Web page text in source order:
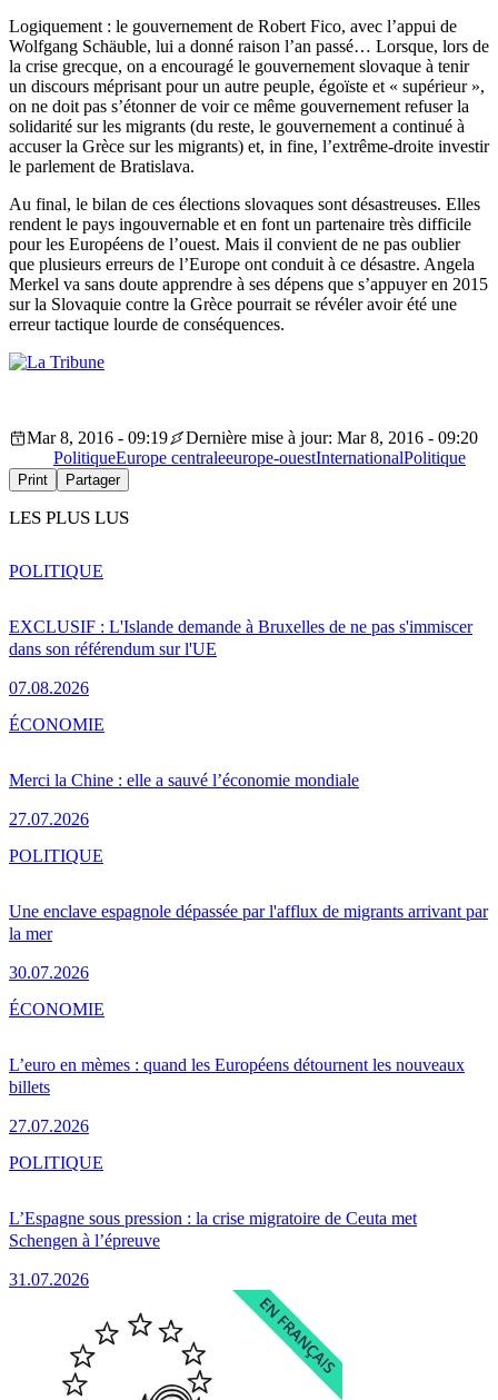
Logiquement : le gouvernement de Robert Fico, avec l’appui de
Wolfgang Schäuble, lui a donné raison l’an passé… Lorsque, lors de
la crise grecque, on a encouragé le gouvernement slovaque à tenir
un discours méprisant pour un autre peuple, égoïste et « supérieur »,
on ne doit pas s’étonner de voir ce même gouvernement refuser la
solidarité sur les migrants (du reste, le gouvernement a continué à
accuser la Grèce sur les migrants) et, in fine, l’extrême-droite investir
le parlement de Bratislava.
Au final, le bilan de ces élections slovaques sont désastreuses. Elles
rendent le pays ingouvernable et en font un partenaire très difficile
pour les Européens de l’ouest. Mais il convient de ne pas oublier
que plusieurs erreurs de l’Europe ont conduit à ce désastre. Angela
Merkel va sans doute apprendre à ses dépens que s’appuyer en 2015
sur la Slovaquie contre la Grèce pourrait se révéler avoir été une
erreur tactique lourde de conséquences.
Mar 8, 2016 - 09:19
Dernière mise à jour: Mar 8, 2016 - 09:20
PolitiqueEurope centraleeurope-ouestInternationalPolitique
Print Partager
LES PLUS LUS
EXCLUSIF : L'Islande demande à Bruxelles de ne pas s'immiscer
dans son référendum sur l'UE
07.08.2026
POLITIQUE
Merci la Chine : elle a sauvé l’économie mondiale
27.07.2026
ÉCONOMIE
Une enclave espagnole dépassée par l'afflux de migrants arrivant par
la mer
30.07.2026
POLITIQUE
L’euro en mèmes : quand les Européens détournent les nouveaux
billets
27.07.2026
ÉCONOMIE
L’Espagne sous pression : la crise migratoire de Ceuta met
Schengen à l’épreuve
31.07.2026
POLITIQUE